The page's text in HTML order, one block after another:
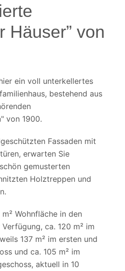
Häuser” von
ein voll unterkellertes
bestehend aus
von 1900.
Fassaden mit
erwarten Sie
gemusterten
Holztreppen und
Wohnfläche in den
ca. 120 m² im
137 m² im ersten und
und ca. 105 m² im
aktuell in 10